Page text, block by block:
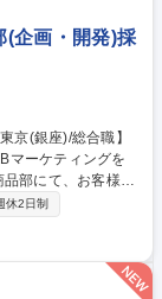
(企画・開発)採
部にて、お客様の
合わせて以下業務
プトや仕様を企画
仕事です。【開
携しながら、成
休2日制